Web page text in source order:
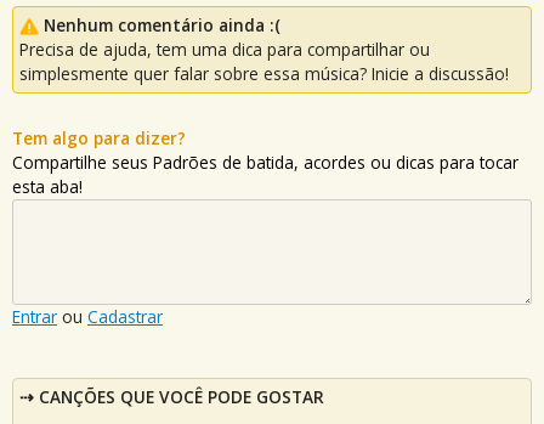
Nenhum comentário ainda :(
Precisa de ajuda, tem uma dica para compartilhar ou
simplesmente quer falar sobre essa música? Inicie a discussão!
Tem algo para dizer?
Compartilhe seus Padrões de batida, acordes ou dicas para tocar
esta aba!
Entrar ou Cadastrar
CANÇÕES QUE VOCÊ PODE GOSTAR